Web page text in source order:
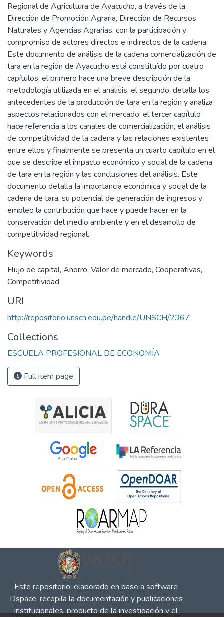
Regional de Agricultura de Ayacucho, a través de la
Dirección de Promoción Agraria, Dirección de Recursos
Naturales y Agencias Agrarias, con la participación y
compromiso de actores directos e indirectos de la cadena.
Este documento de análisis de la cadena comercialización de
tara en la región de Ayacucho está constituído por cuatro
capítulos: el primero hace una breve descripción de la
metodología utilizada en el análisis; el segundo, detalla los
antecedentes de la producción de tara en la región y analiza
aspectos relacionados con el mercado; el tercer capítulo
hace referencia a los canales de comercialización, el análisis
de competitividad de la cadena y las relaciones existentes
entre ellos y finalmente se presenta un cuarto capítulo en el
que se describe el impacto económico y social de la cadena
de tara en la región y las conclusiones del análisis. Este
documento detalla Ia importancia económica y social de la
cadena de tara, su potencial de generación de ingresos y
empleo la contribución que hace y puede hacer en la
conservación del medio ambiente y en el desarrollo de
competitividad regional.
Keywords
Flujo de capital, Ahorro, Valor de mercado, Cooperativas,
Competitividad
URI
http://repositorio.unsch.edu.pe/handle/UNSCH/2367
Collections
ESCUELA PROFESIONAL DE ECONOMÍA
Full item page
Este repositorio, elaborado en base a software
Dspace, recopila la documentación y publicaciones
institucionales, producto de la investigación y el